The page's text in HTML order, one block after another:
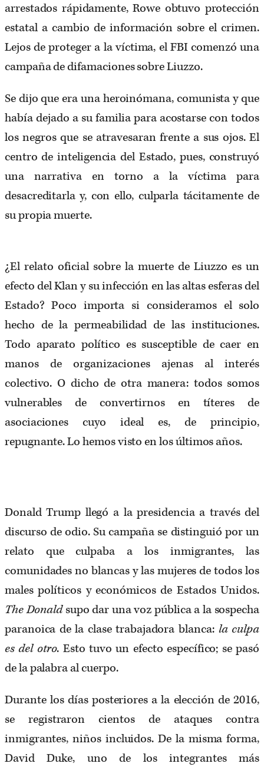
arrestados rápidamente, Rowe obtuvo protección
estatal a cambio de información sobre el crimen.
Lejos de proteger a la víctima, el FBI comenzó una
campaña de difamaciones sobre Liuzzo.
Se dijo que era una heroinómana, comunista y que
había dejado a su familia para acostarse con todos
los negros que se atravesaran frente a sus ojos. El
centro de inteligencia del Estado, pues, construyó
una narrativa en torno a la víctima para
desacreditarla y, con ello, culparla tácitamente de
su propia muerte.
¿El relato oficial sobre la muerte de Liuzzo es un
efecto del Klan y su infección en las altas esferas del
Estado? Poco importa si consideramos el solo
hecho de la permeabilidad de las instituciones.
Todo aparato político es susceptible de caer en
manos de organizaciones ajenas al interés
colectivo. O dicho de otra manera: todos somos
vulnerables de convertirnos en títeres de
asociaciones cuyo ideal es, de principio,
repugnante. Lo hemos visto en los últimos años.
Donald Trump llegó a la presidencia a través del
discurso de odio. Su campaña se distinguió por un
relato que culpaba a los inmigrantes, las
comunidades no blancas y las mujeres de todos los
males políticos y económicos de Estados Unidos.
The Donaldsupo dar una voz pública a la sospecha
paranoica de la clase trabajadora blanca: la culpa
es del otro. Esto tuvo un efecto específico; se pasó
de la palabra al cuerpo.
Durante los días posteriores a la elección de 2016,
se registraron cientos de ataques contra
inmigrantes, niños incluidos. De la misma forma,
David Duke, uno de los integrantes más